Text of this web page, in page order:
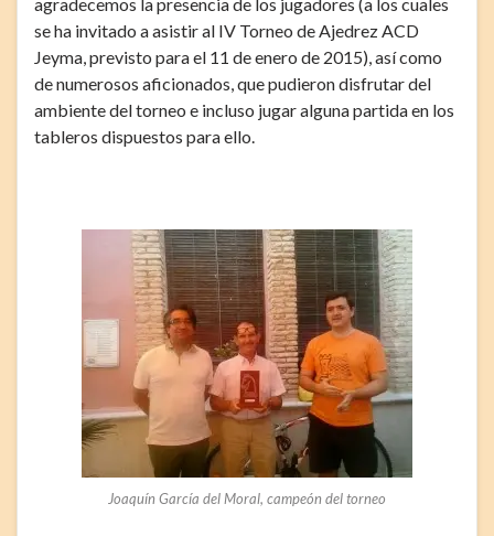
se ha invitado a asistir al IV Torneo de Ajedrez ACD
Jeyma, previsto para el 11 de enero de 2015), así como
de numerosos aficionados, que pudieron disfrutar del
ambiente del torneo e incluso jugar alguna partida en los
tableros dispuestos para ello.
Joaquín García del Moral, campeón del torneo